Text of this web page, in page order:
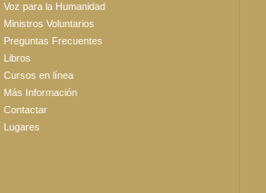
Voz para la Humanidad
Ministros Voluntarios
Preguntas Frecuentes
Libros
Cursos en línea
Más Información
Contactar
Lugares